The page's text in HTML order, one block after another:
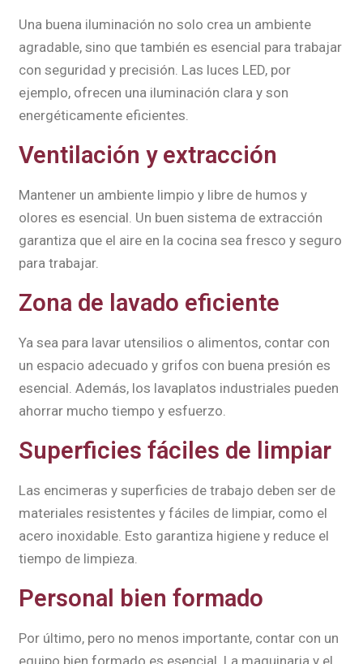
Una buena iluminación no solo crea un ambiente
agradable, sino que también es esencial para trabajar
con seguridad y precisión. Las luces LED, por
ejemplo, ofrecen una iluminación clara y son
energéticamente eficientes.
Ventilación y extracción
Mantener un ambiente limpio y libre de humos y
olores es esencial. Un buen sistema de extracción
garantiza que el aire en la cocina sea fresco y seguro
para trabajar.
Zona de lavado eficiente
Ya sea para lavar utensilios o alimentos, contar con
un espacio adecuado y grifos con buena presión es
esencial. Además, los lavaplatos industriales pueden
ahorrar mucho tiempo y esfuerzo.
Superficies fáciles de limpiar
Las encimeras y superficies de trabajo deben ser de
materiales resistentes y fáciles de limpiar, como el
acero inoxidable. Esto garantiza higiene y reduce el
tiempo de limpieza.
Personal bien formado
Por último, pero no menos importante, contar con un